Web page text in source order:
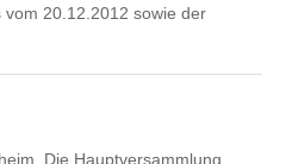
20.12.2012 sowie der
Die Hauptversammlung